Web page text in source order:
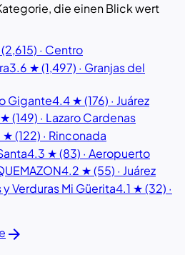
die einen Blick wert
· Centro
3.6 ★ (1,497) · Granjas del
Gigante4.4 ★ (176) · Juárez
(149) · Lazaro Cardenas
(122) · Rinconada
4.3 ★ (83) · Aeropuerto
4.2 ★ (55) · Juárez
Verduras Mi Güerita4.1 ★ (32) ·
arrow_forward